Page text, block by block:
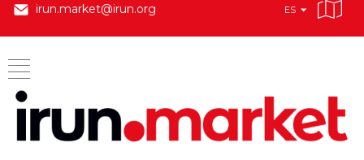
irun.market@irun.org ES